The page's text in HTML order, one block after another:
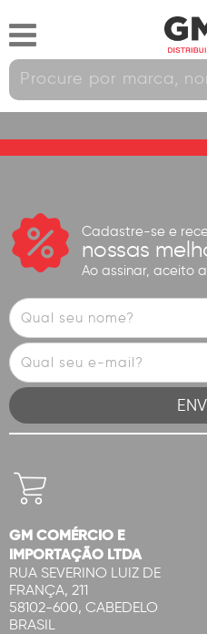
Cadastre-se e
nossas
Ao assinar, aceito a
GM COMÉRCIO E
IMPORTAÇÃO LTDA
RUA SEVERINO LUIZ DE
FRANÇA, 211
58102-600, CABEDELO
BRASIL